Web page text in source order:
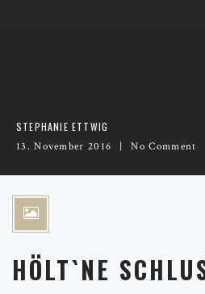
STEPHANIE ETTWIG
13. November 2016
No Comment
HÖLT`NE